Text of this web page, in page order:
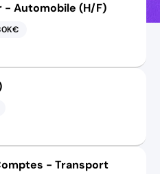
- Automobile (H/F)
- Transport